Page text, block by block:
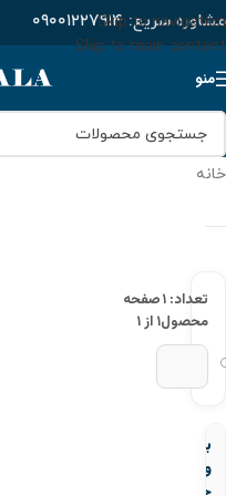
Skip to navigation
Skip to main content
مشاوره سریع:۰۹۰۰۱۲۲۷۹۱۴
منو
خانه
تعداد: ۱
محصول
صفحه
۱ از ۱
بال
ولو